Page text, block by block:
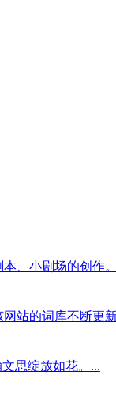
、小剧场的创作
站的词库不断更
思绽放如花。...